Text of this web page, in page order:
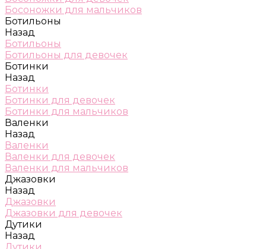
Босоножки для мальчиков
Ботильоны
Назад
Ботильоны
Ботильоны для девочек
Ботинки
Назад
Ботинки
Ботинки для девочек
Ботинки для мальчиков
Валенки
Назад
Валенки
Валенки для девочек
Валенки для мальчиков
Джазовки
Назад
Джазовки
Джазовки для девочек
Дутики
Назад